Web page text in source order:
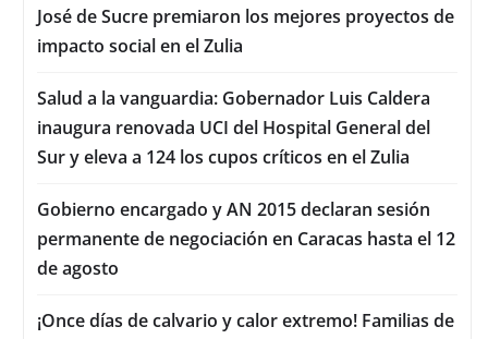
José de Sucre premiaron los mejores proyectos de
impacto social en el Zulia
Salud a la vanguardia: Gobernador Luis Caldera
inaugura renovada UCI del Hospital General del
Sur y eleva a 124 los cupos críticos en el Zulia
Gobierno encargado y AN 2015 declaran sesión
permanente de negociación en Caracas hasta el 12
de agosto
¡Once días de calvario y calor extremo! Familias de